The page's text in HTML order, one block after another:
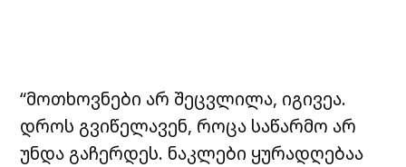
“მოთხოვნები არ შეცვლილა, იგივეა.
დროს გვიწელავენ, როცა საწარმო არ
უნდა გაჩერდეს. ნაკლები ყურადღებაა